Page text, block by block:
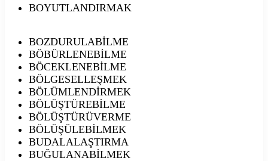
BOYUTLANDIRMAK
BOZDURULABİLME
BÖBÜRLENEBİLME
BÖCEKLENEBİLME
BÖLGESELLEŞMEK
BÖLÜMLENDİRMEK
BÖLÜŞTÜREBİLME
BÖLÜŞTÜRÜVERME
BÖLÜŞÜLEBİLMEK
BUDALALAŞTIRMA
BUĞULANABİLMEK